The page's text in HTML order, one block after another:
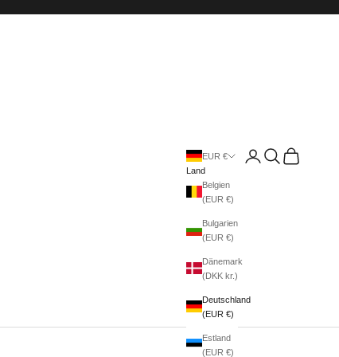
EUR €
Land
Belgien
(EUR €)
Bulgarien
(EUR €)
Dänemark
(DKK kr.)
Deutschland
(EUR €)
Estland
(EUR €)
AnmeldenSuchenWarenkorb